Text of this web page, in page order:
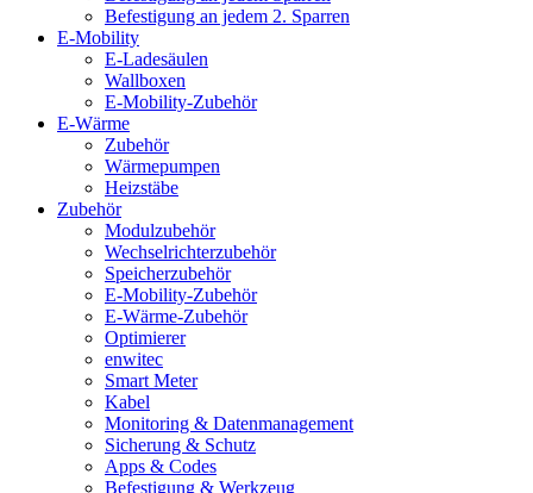
Befestigung an jedem 2. Sparren
E-Mobility
E-Ladesäulen
Wallboxen
E-Mobility-Zubehör
E-Wärme
Zubehör
Wärmepumpen
Heizstäbe
Zubehör
Modulzubehör
Wechselrichterzubehör
Speicherzubehör
E-Mobility-Zubehör
E-Wärme-Zubehör
Optimierer
enwitec
Smart Meter
Kabel
Monitoring & Datenmanagement
Sicherung & Schutz
Apps & Codes
Befestigung & Werkzeug